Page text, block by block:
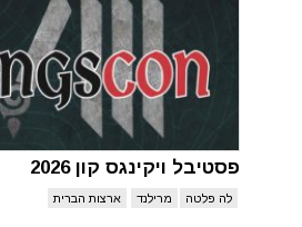
פסטיבל ויקינגס קון 2026
לה פלטה מרילנד ארצות הברית